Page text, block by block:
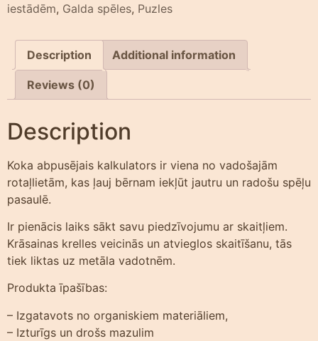
iestādēm, Galda spēles, Puzles
Description Additional information
Reviews (0)
Description
Koka abpusējais kalkulators ir viena no vadošajām
rotaļlietām, kas ļauj bērnam iekļūt jautru un radošu spēļu
pasaulē.
Ir pienācis laiks sākt savu piedzīvojumu ar skaitļiem.
Krāsainas krelles veicinās un atvieglos skaitīšanu, tās
tiek liktas uz metāla vadotnēm.
Produkta īpašības:
– Izgatavots no organiskiem materiāliem,
– Izturīgs un drošs mazulim